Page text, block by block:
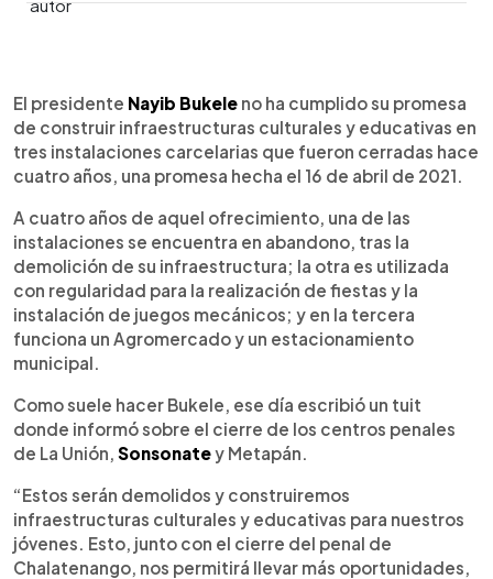
► Escuchar artículo
El presidente Nayib Bukele no ha cumplido su promesa
de construir infraestructuras culturales y educativas en
tres instalaciones carcelarias que fueron cerradas hace
cuatro años, una promesa hecha el 16 de abril de 2021.
A cuatro años de aquel ofrecimiento, una de las
instalaciones se encuentra en abandono, tras la
demolición de su infraestructura; la otra es utilizada
con regularidad para la realización de fiestas y la
instalación de juegos mecánicos; y en la tercera
funciona un Agromercado y un estacionamiento
municipal.
Como suele hacer Bukele, ese día escribió un tuit
donde informó sobre el cierre de los centros penales
de La Unión, Sonsonatey Metapán.
“Estos serán demolidos y construiremos
infraestructuras culturales y educativas para nuestros
jóvenes. Esto, junto con el cierre del penal de
Chalatenango, nos permitirá llevar más oportunidades,